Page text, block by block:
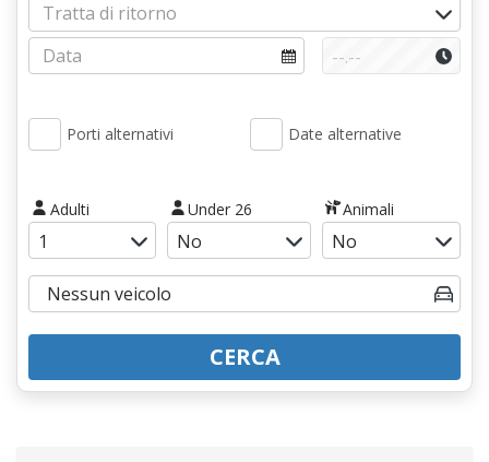
Porti alternativi Date alternative
Adulti Under 26 Animali
CERCA